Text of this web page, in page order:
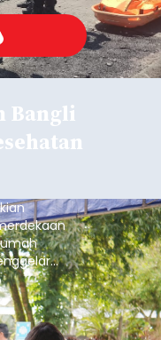
Bangli
Rabu